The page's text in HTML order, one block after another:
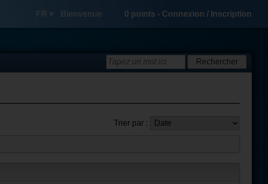
FR ▾ Bienvenue 0 points - Connexion / Inscription
Trier par :